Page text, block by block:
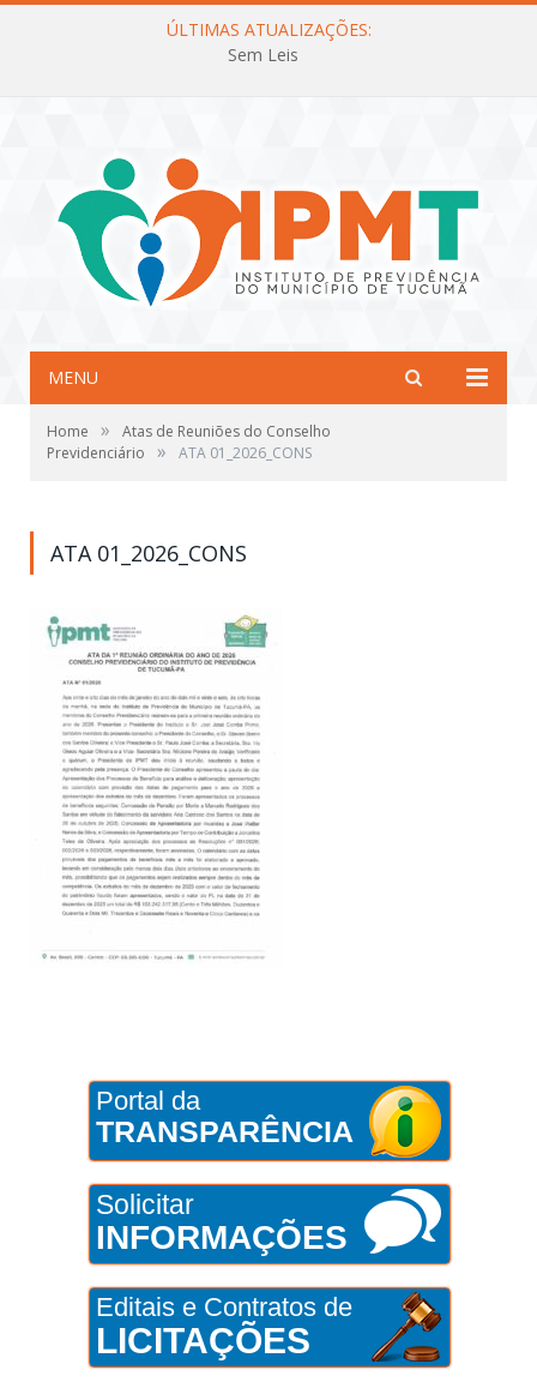
ÚLTIMAS ATUALIZAÇÕES:
Sem Leis
MENU
Home »
Atas de Reuniões do Conselho
Previdenciário
» ATA 01_2026_CONS
ATA 01_2026_CONS
Portal da
TRANSPARÊNCIA
Solicitar
INFORMAÇÕES
Editais e Contratos de
LICITAÇÕES